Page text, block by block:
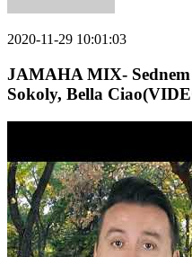
2020-11-29 10:01:03
JAMAHA MIX- Sednem
Sokoly, Bella